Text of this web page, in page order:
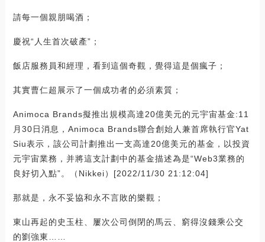
請每一個親朋喝酒；
慶祝“人生首次破產”；
飯店服務員和經理，看到這個奇觀，覺得這是個瘋子；
其實曹仁超展示了一個成功者的必須素質；
Animoca Brands擬推出規模高達20億美元的元宇宙基金:11
月30日消息，Animoca Brands聯合創始人兼首席執行官Yat
Siu表示，該公司計劃推出一支高達20億美元的基金，以投資
元宇宙業務，并將這支計劃中的基金描述為是“Web3業務的
良好切入點”。（Nikkei）[2022/11/30 21:12:04]
那就是，永不妥協和永不言敗的樂觀；
東山再起的史玉柱、屢次公司倒閉的馬云、窮得沒錢乘公交
的劉強東……